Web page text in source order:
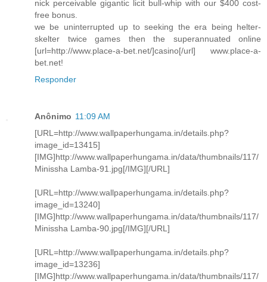
nick perceivable gigantic licit bull-whip with our $400 cost-
free bonus.
we be uninterrupted up to seeking the era being helter-
skelter twice games then the superannuated online
[url=http://www.place-a-bet.net/]casino[/url] www.place-a-
bet.net!
Responder
Anônimo 11:09 AM
[URL=http://www.wallpaperhungama.in/details.php?
image_id=13415]
[IMG]http://www.wallpaperhungama.in/data/thumbnails/117/
Minissha Lamba-91.jpg[/IMG][/URL]
[URL=http://www.wallpaperhungama.in/details.php?
image_id=13240]
[IMG]http://www.wallpaperhungama.in/data/thumbnails/117/
Minissha Lamba-90.jpg[/IMG][/URL]
[URL=http://www.wallpaperhungama.in/details.php?
image_id=13236]
[IMG]http://www.wallpaperhungama.in/data/thumbnails/117/